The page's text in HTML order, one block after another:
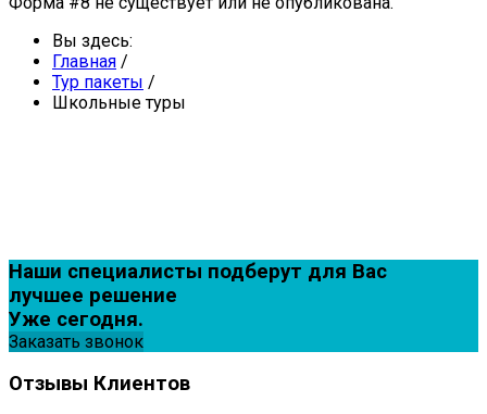
Вы здесь:
Главная /
Тур пакеты /
Школьные туры
Наши специалисты подберут для Вас
лучшее решение
Уже сегодня.
Заказать звонок
Отзывы Клиентов